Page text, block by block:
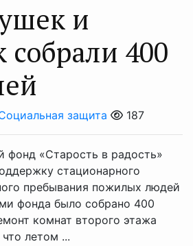
и
собрали 400
защита 187
фонд «Старость в радость»
стационарного
пребывания пожилых людей
фонда было собрано 400
комнат второго этажа
летом ...